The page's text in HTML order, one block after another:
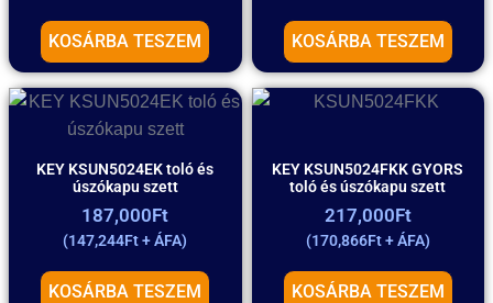
KOSÁRBA TESZEM KOSÁRBA TESZEM
KEY KSUN5024EK toló és
úszókapu szett
187,000Ft
(147,244Ft+ ÁFA)
KOSÁRBA TESZEM
KEY KSUN5024FKK GYORS
toló és úszókapu szett
217,000Ft
(170,866Ft+ ÁFA)
KOSÁRBA TESZEM